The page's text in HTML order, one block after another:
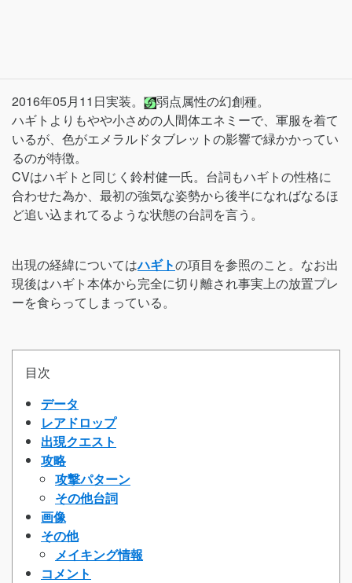
2016年05月11日実装。
弱点属性の幻創種。
ハギトよりもやや小さめの人間体エネミーで、軍服を着て
いるが、色がエメラルドタブレットの影響で緑かかってい
るのが特徴。
CVはハギトと同じく鈴村健一氏。台詞もハギトの性格に
合わせた為か、最初の強気な姿勢から後半になればなるほ
ど追い込まれてるような状態の台詞を言う。
出現の経緯についてはハギトの項目を参照のこと。なお出
現後はハギト本体から完全に切り離され事実上の放置プレ
ーを食らってしまっている。
目次
データ
レアドロップ
出現クエスト
攻略
攻撃パターン
その他台詞
画像
その他
メイキング情報
コメント